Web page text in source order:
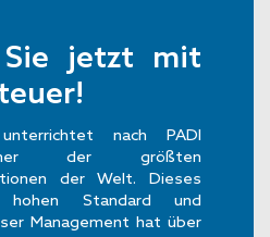
Sie jetzt mit
nach PADI
der größten
der Welt. Dieses
Standard und
Management hat über